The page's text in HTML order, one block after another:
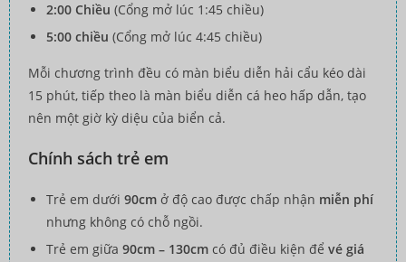
2:00 Chiều (Cổng mở lúc 1:45 chiều)
5:00 chiều (Cổng mở lúc 4:45 chiều)
Mỗi chương trình đều có màn biểu diễn hải cẩu kéo dài
15 phút, tiếp theo là màn biểu diễn cá heo hấp dẫn, tạo
nên một giờ kỳ diệu của biển cả.
Chính sách trẻ em
Trẻ em dưới 90cm ở độ cao được chấp nhận miễn phí
nhưng không có chỗ ngồi.
Trẻ em giữa 90cm – 130cm có đủ điều kiện để vé giá